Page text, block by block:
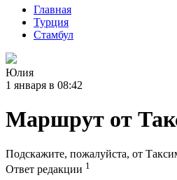
Главная
Турция
Стамбул
Юлия
1 января в 08:42
Маршрут от
Подскажите, пожалуйста, от
Ответ редакции 1